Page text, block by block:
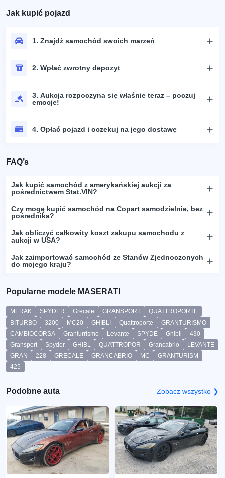
Jak kupić pojazd
1. Znajdź samochód swoich marzeń
2. Wpłać zwrotny depozyt
3. Aukcja rozpoczyna się właśnie teraz – poczuj
emocje!
4. Opłać pojazd i oczekuj na jego dostawę
FAQ’s
Jak kupić samochód z amerykańskiej aukcji za
pośrednictwem Stat.VIN?
Czy mogę kupić samochód na Copart samodzielnie, bez
pośrednika?
Jak obliczyć całkowity koszt zakupu samochodu z
aukcji w USA?
Jak zaimportować samochód ze Stanów Zjednoczonych
do mojego kraju?
Popularne modele MASERATI
MERAK SPYDER Grecale GRANSPORT
QUATTROPORTE
BITURBO
3200 MC20 GHIBLI Quattroporte
GRANTURISMO
CAMBIOCORSA
Granturrismo Levante SPYDE Ghibli
430
Gransport
Spyder GHIBL QUATTROPOR Grancabrio
LEVANTE
GRAN
228 GRECALE GRANCABRIO MC
GRANTURISM
425
Podobne auta Zobacz wszystko ❯